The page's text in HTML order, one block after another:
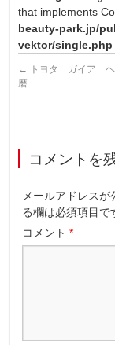
that implements
beauty-park.jp/
vektor/single.php
←
トヨタ ガイア ヘ
磨
コメントを
メールアドレスが
る欄は必須項目で
コメント*